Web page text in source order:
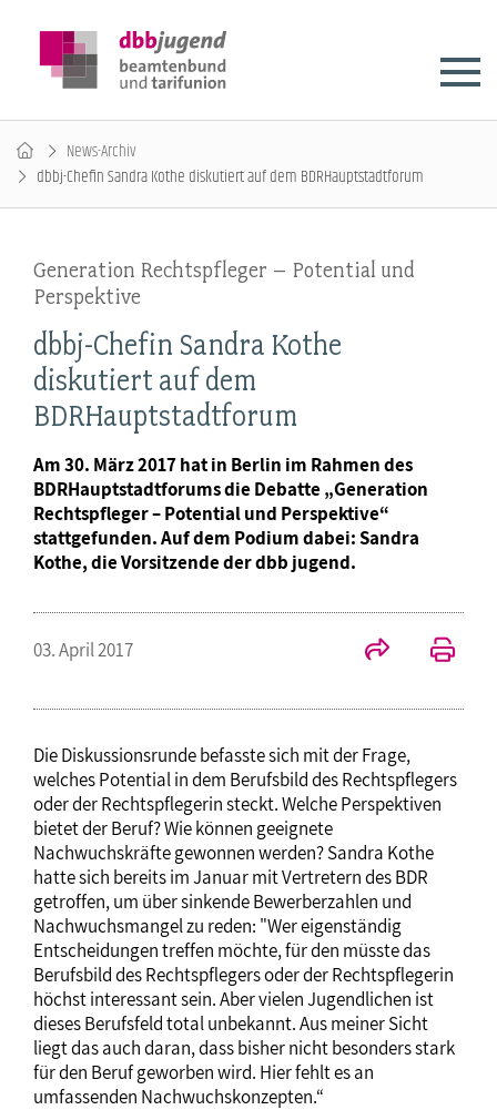
News-Archiv
dbbj-Chefin Sandra Kothe diskutiert auf dem BDRHauptstadtforum
Generation Rechtspfleger – Potential und
Perspektive
dbbj-Chefin Sandra Kothe
diskutiert auf dem
BDRHauptstadtforum
Am 30. März 2017 hat in Berlin im Rahmen des
BDRHauptstadtforums die Debatte „Generation
Rechtspfleger – Potential und Perspektive“
stattgefunden. Auf dem Podium dabei: Sandra
Kothe, die Vorsitzende der dbb jugend.
03. April 2017
Die Diskussionsrunde befasste sich mit der Frage,
welches Potential in dem Berufsbild des Rechtspflegers
oder der Rechtspflegerin steckt. Welche Perspektiven
bietet der Beruf? Wie können geeignete
Nachwuchskräfte gewonnen werden? Sandra Kothe
hatte sich bereits im Januar mit Vertretern des BDR
getroffen, um über sinkende Bewerberzahlen und
Nachwuchsmangel zu reden: "Wer eigenständig
Entscheidungen treffen möchte, für den müsste das
Berufsbild des Rechtspflegers oder der Rechtspflegerin
höchst interessant sein. Aber vielen Jugendlichen ist
dieses Berufsfeld total unbekannt. Aus meiner Sicht
liegt das auch daran, dass bisher nicht besonders stark
für den Beruf geworben wird. Hier fehlt es an
umfassenden Nachwuchskonzepten.“